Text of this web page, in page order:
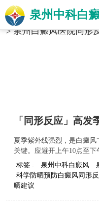
泉州中科白
当前位置：福建省泉州
>泉州白癜风医院同形
「同形反应」高
夏季紫外线强烈，是白癜
关键。应避开上午10点至
标签 :
泉州中科白癜风
科学防晒预防白癜风同形
晒建议